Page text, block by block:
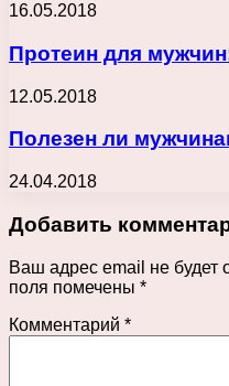
16.05.2018
Протеин для
12.05.2018
Полезен ли
24.04.2018
Добавить
Ваш адрес email не будет
поля помечены *
Комментарий *